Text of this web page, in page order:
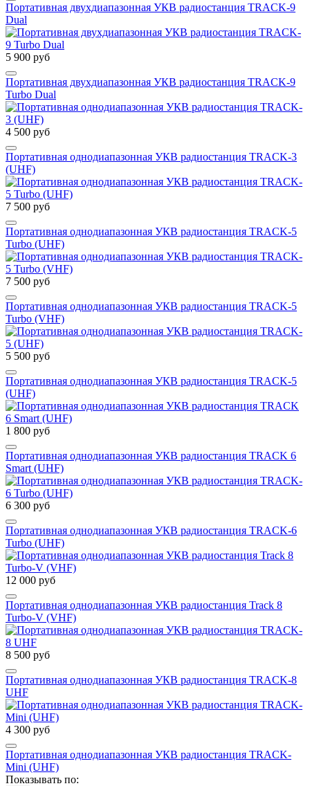
Портативная двухдиапазонная УКВ радиостанция TRACK-9
Dual
5 900 руб
Портативная двухдиапазонная УКВ радиостанция TRACK-9
Turbo Dual
4 500 руб
Портативная однодиапазонная УКВ радиостанция TRACK-3
(UHF)
7 500 руб
Портативная однодиапазонная УКВ радиостанция TRACK-5
Turbo (UHF)
7 500 руб
Портативная однодиапазонная УКВ радиостанция TRACK-5
Turbo (VHF)
5 500 руб
Портативная однодиапазонная УКВ радиостанция TRACK-5
(UHF)
1 800 руб
Портативная однодиапазонная УКВ радиостанция TRACK 6
Smart (UHF)
6 300 руб
Портативная однодиапазонная УКВ радиостанция TRACK-6
Turbo (UHF)
12 000 руб
Портативная однодиапазонная УКВ радиостанция Track 8
Turbo-V (VHF)
8 500 руб
Портативная однодиапазонная УКВ радиостанция TRACK-8
UHF
4 300 руб
Портативная однодиапазонная УКВ радиостанция TRACK-
Mini (UHF)
Показывать по: